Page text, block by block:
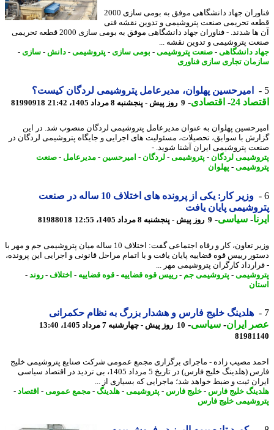
فناوران جهاد دانشگاهی موفق به بومی سازی 2000
تحریمی صنعت پتروشیمی و تدوین نقشه فنی
آن ها شدند. - فناوران جهاد دانشگاهی موفق به بومی سازی 2000 قطعه تحریمی
پتروشیمی و تدوین نقشه ...
دانشگاهی-صنعت پتروشیمی-بومی سازی- پتروشیمی-دانش -سازی-
تجاری سازی فناوری
امیرحسین پهلوان، مدیرعامل پتروشیمی لردگان کیست؟
24
-اقتصادی-9 روز پیش - پنجشنبه 8 مرداد 1405، 21:42 81990918
پهلوان به عنوان مدیرعامل پتروشیمی لردگان منصوب شد. در این
با سوابق، تحصیلات، مسئولیت های اجرایی و جایگاه پتروشیمی لردگان در
پتروشیمی ایران آشنا شوید. -
لردگان-پتروشیمی-لردگان-امیرحسین-مدیرعامل-صنعت
-پهلوان
وزیر کار: یکی از پرونده های اختلاف 10 ساله در صنعت
پایان یافت
-سیاسی-9 روز پیش - پنجشنبه 8 مرداد 1405، 12:55 81988018
وزیر تعاون، کار و رفاه اجتماعی گفت: اختلاف 10 ساله میان پتروشیمی جم و مهر با
رییس قوه قضاییه پایان یافت و با اتمام مراحل قانونی و اجرایی این پرونده،
کارگران پتروشیمی مهر ...
-پتروشیمی جم -رییس قوه قضاییه-قوه قضاییه-اختلاف-روند -
هلدینگ خلیج فارس و هشدار بزرگ به نظام حکمرانی
ایران- سیاسی-10 روز پیش - چهارشنبه 7 مرداد 1405، 13:40
مصیب زاده - ماجرای برگزاری مجمع عمومی شرکت صنایع پتروشیمی خلیج
فارس (هلدینگ خلیج فارس) در تاریخ 5 مرداد 1405، بی تردید در اقتصاد سیاسی
ثبت و ضبط خواهد شد؛ ماجرایی که بسیاری از ...
خلیج فارس-خلیج فارس-پتروشیمی-هلدینگ-مجمع عمومی-اقتصاد-
خلیج فارس